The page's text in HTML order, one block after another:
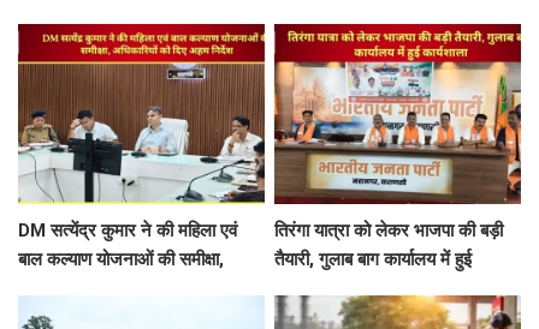
DM सत्येंद्र कुमार ने की महिला एवं
बाल कल्याण योजनाओं की समीक्षा,
तिरंगा यात्रा को लेकर भाजपा की बड़ी
तैयारी, गुलाब बाग कार्यालय में हुई